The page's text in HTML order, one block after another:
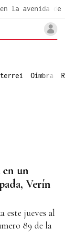
en la avenida de
Oímbra
en un
Verín
este jueves al
89 de la